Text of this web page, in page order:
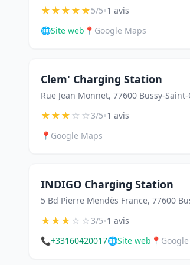
★★★★★5/5•1 avis
🌐Site web 📍 Google Maps
Clem' Charging Station
Rue Jean Monnet, 77600 Bussy-
★★★☆☆3/5•1 avis
📍 Google Maps
INDIGO Charging Station
5 Bd Pierre Mendès France, 77600
★★★☆☆3/5•1 avis
📞+33160420017🌐Site web 📍